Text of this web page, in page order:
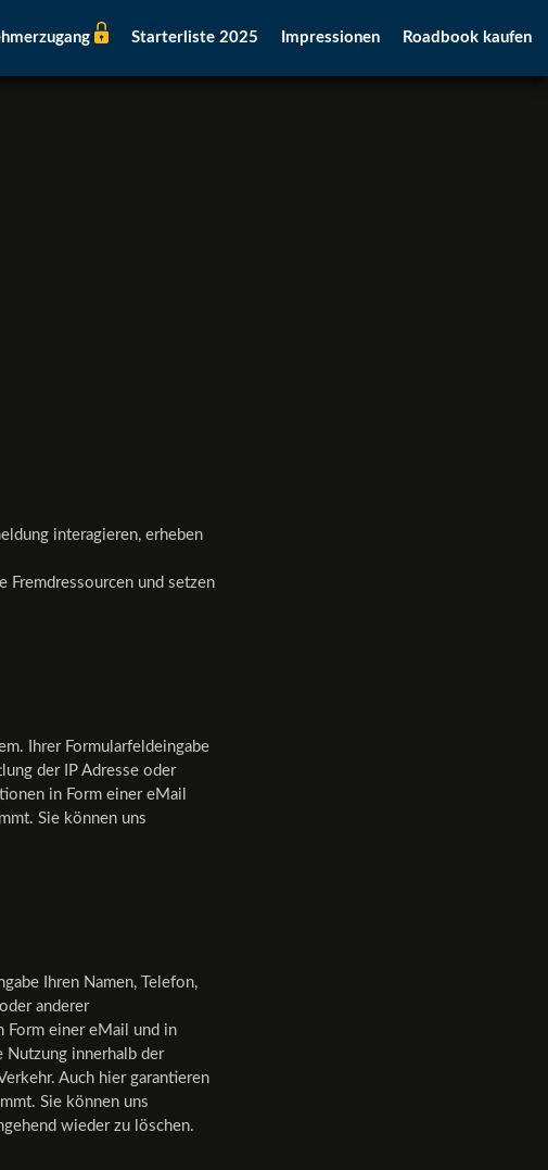
Starterliste 2025 Impressionen Roadbook kaufen
interagieren, erheben
Fremdressourcen und setzen
Ihrer Formularfeldeingabe
der IP Adresse oder
in Form einer eMail
Sie können uns
Ihren Namen, Telefon,
anderer
Form einer eMail und in
Nutzung innerhalb der
Auch hier garantieren
Sie können uns
wieder zu löschen.